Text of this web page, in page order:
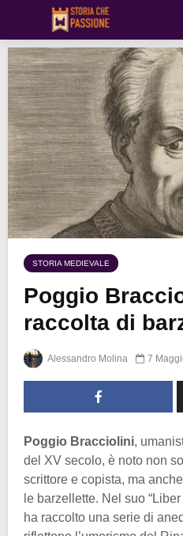
STORIA MEDIEVALE
Poggio
raccolta di
Alessandro Molina 7
Poggio Bracciolini,
del XV secolo, è noto non
scrittore e copista, ma
le barzellette. Nel suo
ha raccolto una serie di